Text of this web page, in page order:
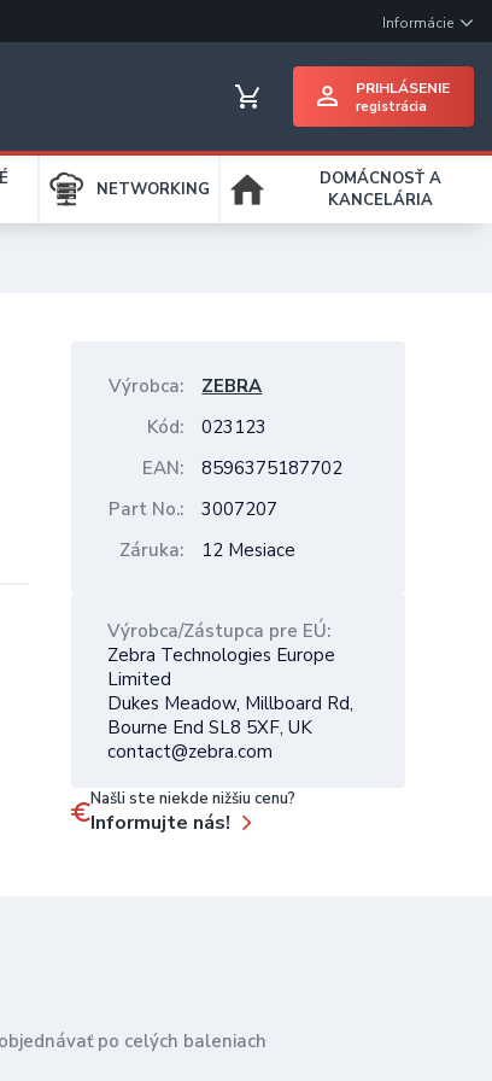
Informácie
PRIHLÁSENIE
registrácia
NETWORKING
DOMÁCNOSŤ A
KANCELÁRIA
Výrobca
ZEBRA
Kód
023123
EAN
8596375187702
Part No.
3007207
Záruka
12 Mesiace
Výrobca/Zástupca pre EÚ
Zebra Technologies Europe
Limited
Dukes Meadow, Millboard Rd,
Bourne End SL8 5XF, UK
contact@zebra.com
Našli ste niekde nižšiu cenu?
Informujte nás!
po celých baleniach